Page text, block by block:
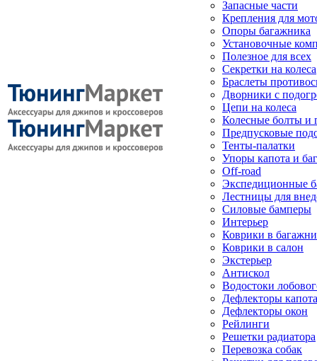
Запасные части
Крепления для
Опоры багажника
Установочные
Полезное для всех
Секретки на колеса
Браслеты
Дворники с
Цепи на колеса
Колесные болты и
Предпусковые
Тенты-палатки
Упоры капота и
Off-road
Экспедиционные
Лестницы для
Силовые бамперы
Интерьер
Коврики в
Коврики в салон
Экстерьер
Антискол
Водостоки
Дефлекторы капота
Дефлекторы окон
Рейлинги
Решетки радиатора
Перевозка собак